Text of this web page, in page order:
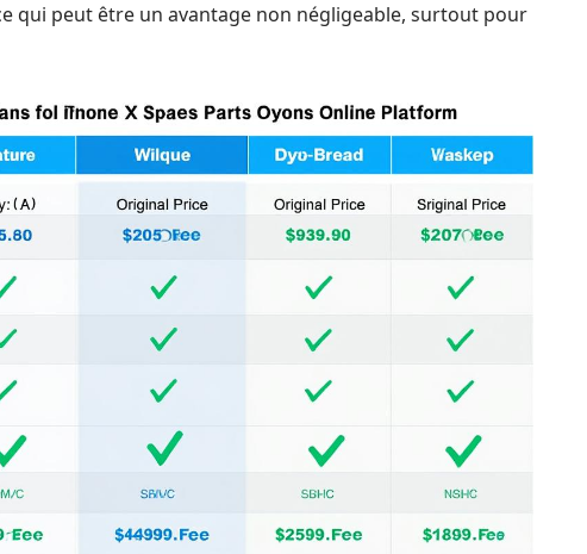
qui peut être un avantage non négligeable, surtout pour